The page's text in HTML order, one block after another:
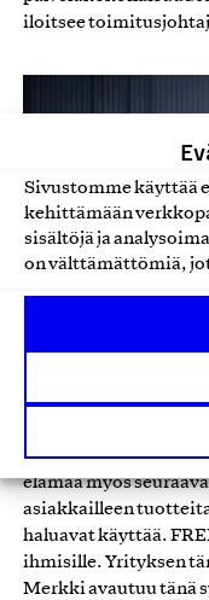
Sivustomme käyttää
kehittämään
sisältöjä ja
on välttämättömiä,
iloitsee
FRENN haluaa
elämää myös
asiakkailleen
haluavat käyttää.
ihmisille. Yrityksen
Merkki avautuu tänä